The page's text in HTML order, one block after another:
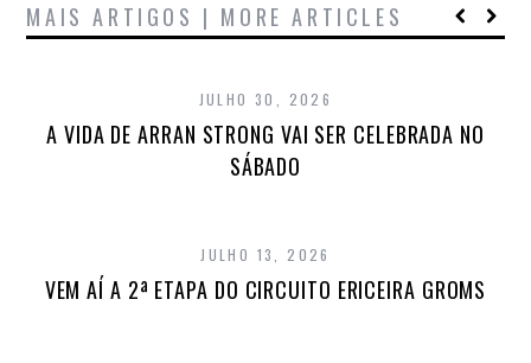
MAIS ARTIGOS | MORE ARTICLES
JULHO 30, 2026
A VIDA DE ARRAN STRONG VAI SER CELEBRADA NO
SÁBADO
JULHO 13, 2026
VEM AÍ A 2ª ETAPA DO CIRCUITO ERICEIRA GROMS